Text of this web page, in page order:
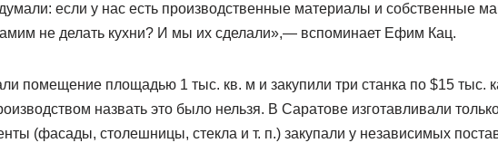
если у нас есть производственные материалы и собственные
не делать кухни? И мы их сделали»,— вспоминает Ефим Кац.
помещение площадью 1 тыс. кв. м и закупили три станка по $15 тыс.
назвать это было нельзя. В Саратове изготавливали
(фасады, столешницы, стекла и т. п.) закупали у независимых